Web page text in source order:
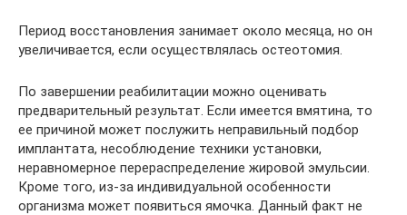
Период восстановления занимает около месяца, но он
увеличивается, если осуществлялась остеотомия.
По завершении реабилитации можно оценивать
предварительный результат. Если имеется вмятина, то
ее причиной может послужить неправильный подбор
имплантата, несоблюдение техники установки,
неравномерное перераспределение жировой эмульсии.
Кроме того, из-за индивидуальной особенности
организма может появиться ямочка. Данный факт не